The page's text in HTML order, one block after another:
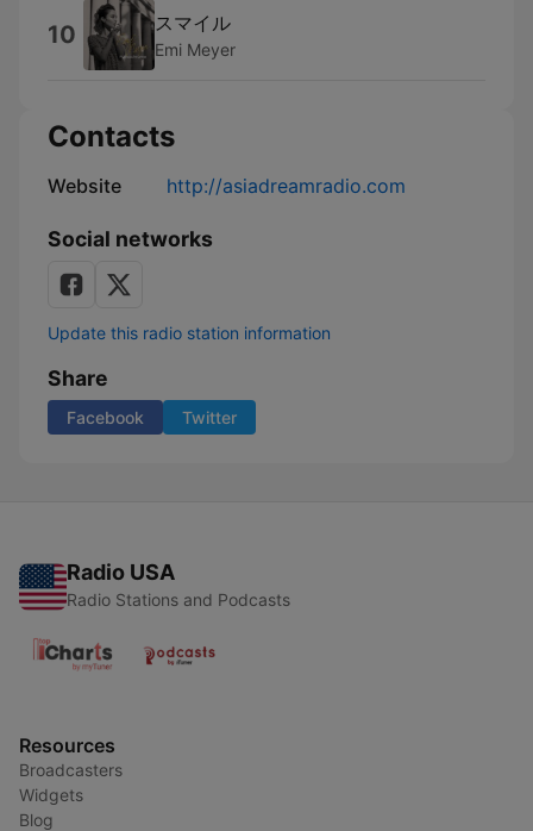
10 スマイル
Emi Meyer
Contacts
Website http://asiadreamradio.com
Social networks
Update this radio station information
Share
Facebook Twitter
Radio USA
Radio Stations and Podcasts
Resources
Broadcasters
Widgets
Blog